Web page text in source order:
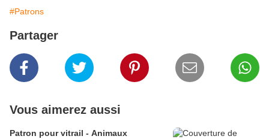
#Patrons
Partager
Vous aimerez aussi
Patron pour vitrail - Animaux